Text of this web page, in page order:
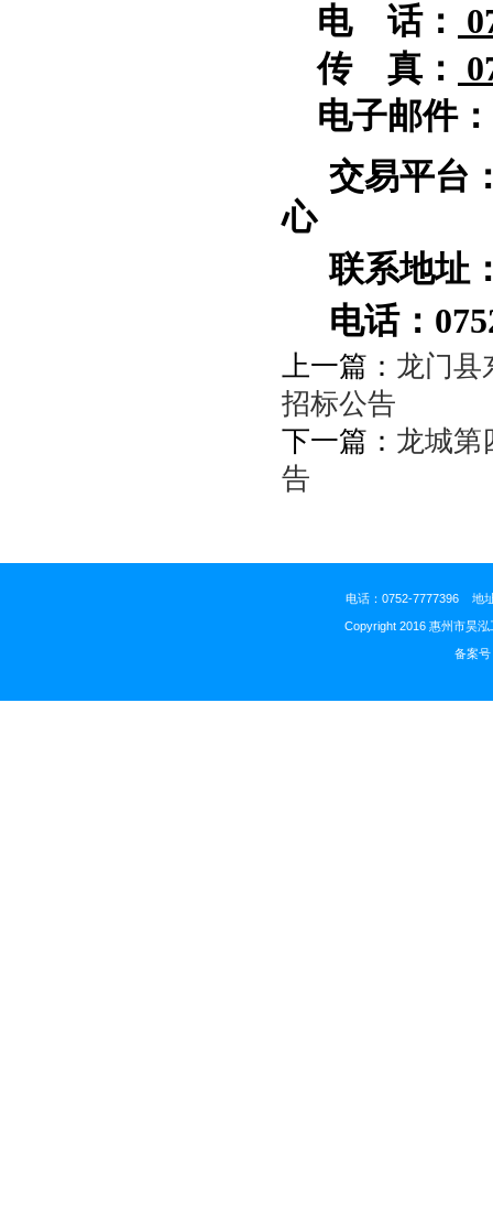
电
话：
传
真：
电子邮件：
交易平台
心
联系地址
电话：
上一篇： 龙门县
招标公告
下一篇： 龙城第
告
电话：0752-7777396 地
Copyright 2016 惠州市昊
备案号